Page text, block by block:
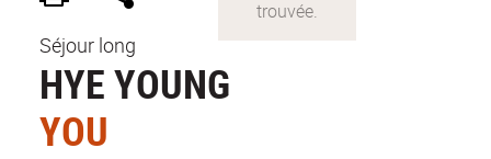
Séjour long
HYE YOUNG
YOU